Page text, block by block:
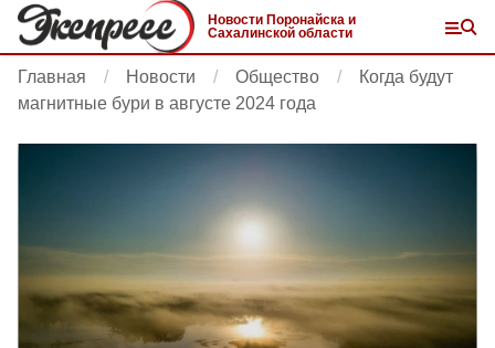
Новости Поронайска и
Сахалинской области
Главная Новости Общество
Когда будут
магнитные бури в августе 2024 года